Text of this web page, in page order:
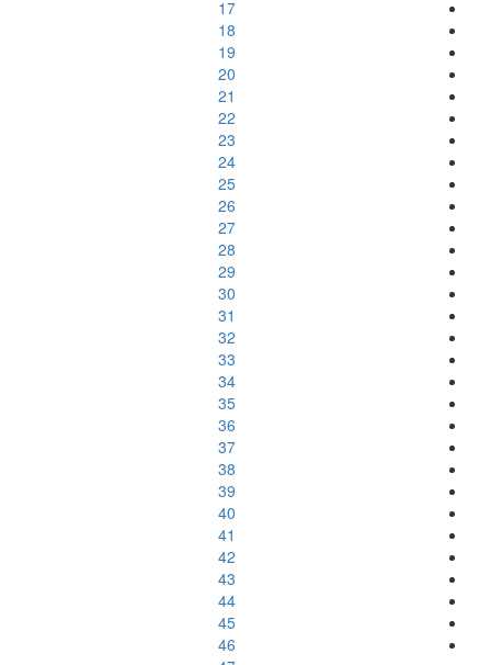
17
18
19
20
21
22
23
24
25
26
27
28
29
30
31
32
33
34
35
36
37
38
39
40
41
42
43
44
45
46